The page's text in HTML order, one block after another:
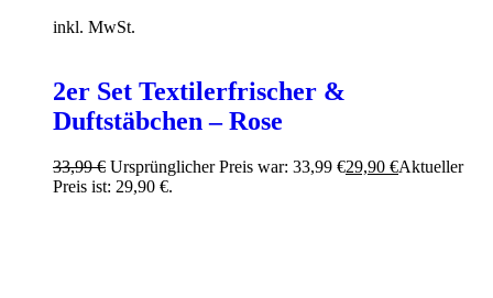
inkl. MwSt.
2er Set Textilerfrischer &
Duftstäbchen – Rose
33,99€ Ursprünglicher Preis war: 33,99 €29,90 €Aktueller
Preis ist: 29,90 €.